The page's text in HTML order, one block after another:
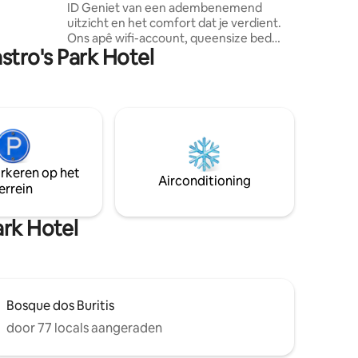
ID Geniet van een adembenemend
uitzicht en het comfort dat je verdient.
Ons apê wifi-account, queensize bed
met magnetisch matras, ruime
kledingkast, tv en uitgeruste keuken
ongeëvenaarde recreatie: zwembaden,
fitnessruimte, whirlpool, sauna en
exclusieve woonruimtes elke 3
verdiepingen. Ontspan en beleef de ID
Park Hotel
op het
Airconditioning
Hotel
Bosque dos Buritis
door 77 locals aangeraden